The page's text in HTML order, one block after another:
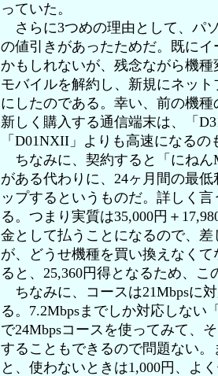
っていた。
さらに3つめの理由として、パ
の値引きがあったためだ。既に
かもしれないが、残念ながら機
モバイルを解約し、新規にネッ
にしたのである。幸い、前の機
新しく購入する通信端末は、「
「D01NXII」よりも高速になるの
ちなみに、契約すると「にねん
がある代わりに、24ヶ月間の最
ップするというものだ。詳しく
る。つまり実質は35,000円＋
金として払うことになるので、
が、どうせ機種を買い換えなく
ると、25,360円得となるため、こ
ちなみに、コースは21Mbpsに
る。7.2Mbpsまでしか対応しない
で24Mbpsコースを使ってみて、
することもできるので問題ない
と、使わないときは1,000円、よ